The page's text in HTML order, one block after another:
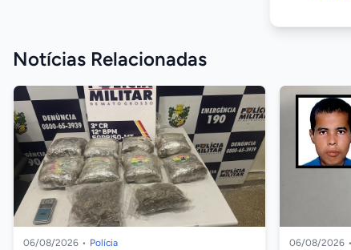
Notícias Relacionadas
06/08/2026 • Polícia 06/08/2026 •